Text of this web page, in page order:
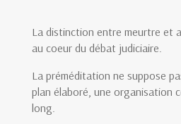
La distinction entre meurtre et
au coeur du débat judiciaire.
La préméditation ne suppose
plan élaboré, une organisation
long.